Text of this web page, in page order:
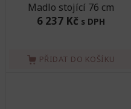
Madlo stojící 76 cm
6 237 Kč s DPH
PŘIDAT DO KOŠÍKU